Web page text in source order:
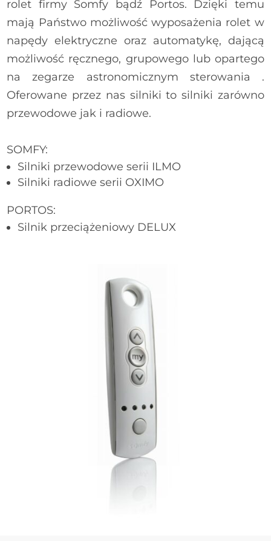
rolet firmy Somfy bądź Portos. Dzięki temu
mają Państwo możliwość wyposażenia rolet w
napędy elektryczne oraz automatykę, dającą
możliwość ręcznego, grupowego lub opartego
na zegarze astronomicznym sterowania .
Oferowane przez nas silniki to silniki zarówno
przewodowe jak i radiowe.
SOMFY:
Silniki przewodowe serii ILMO
Silniki radiowe serii OXIMO
PORTOS:
Silnik przeciążeniowy DELUX